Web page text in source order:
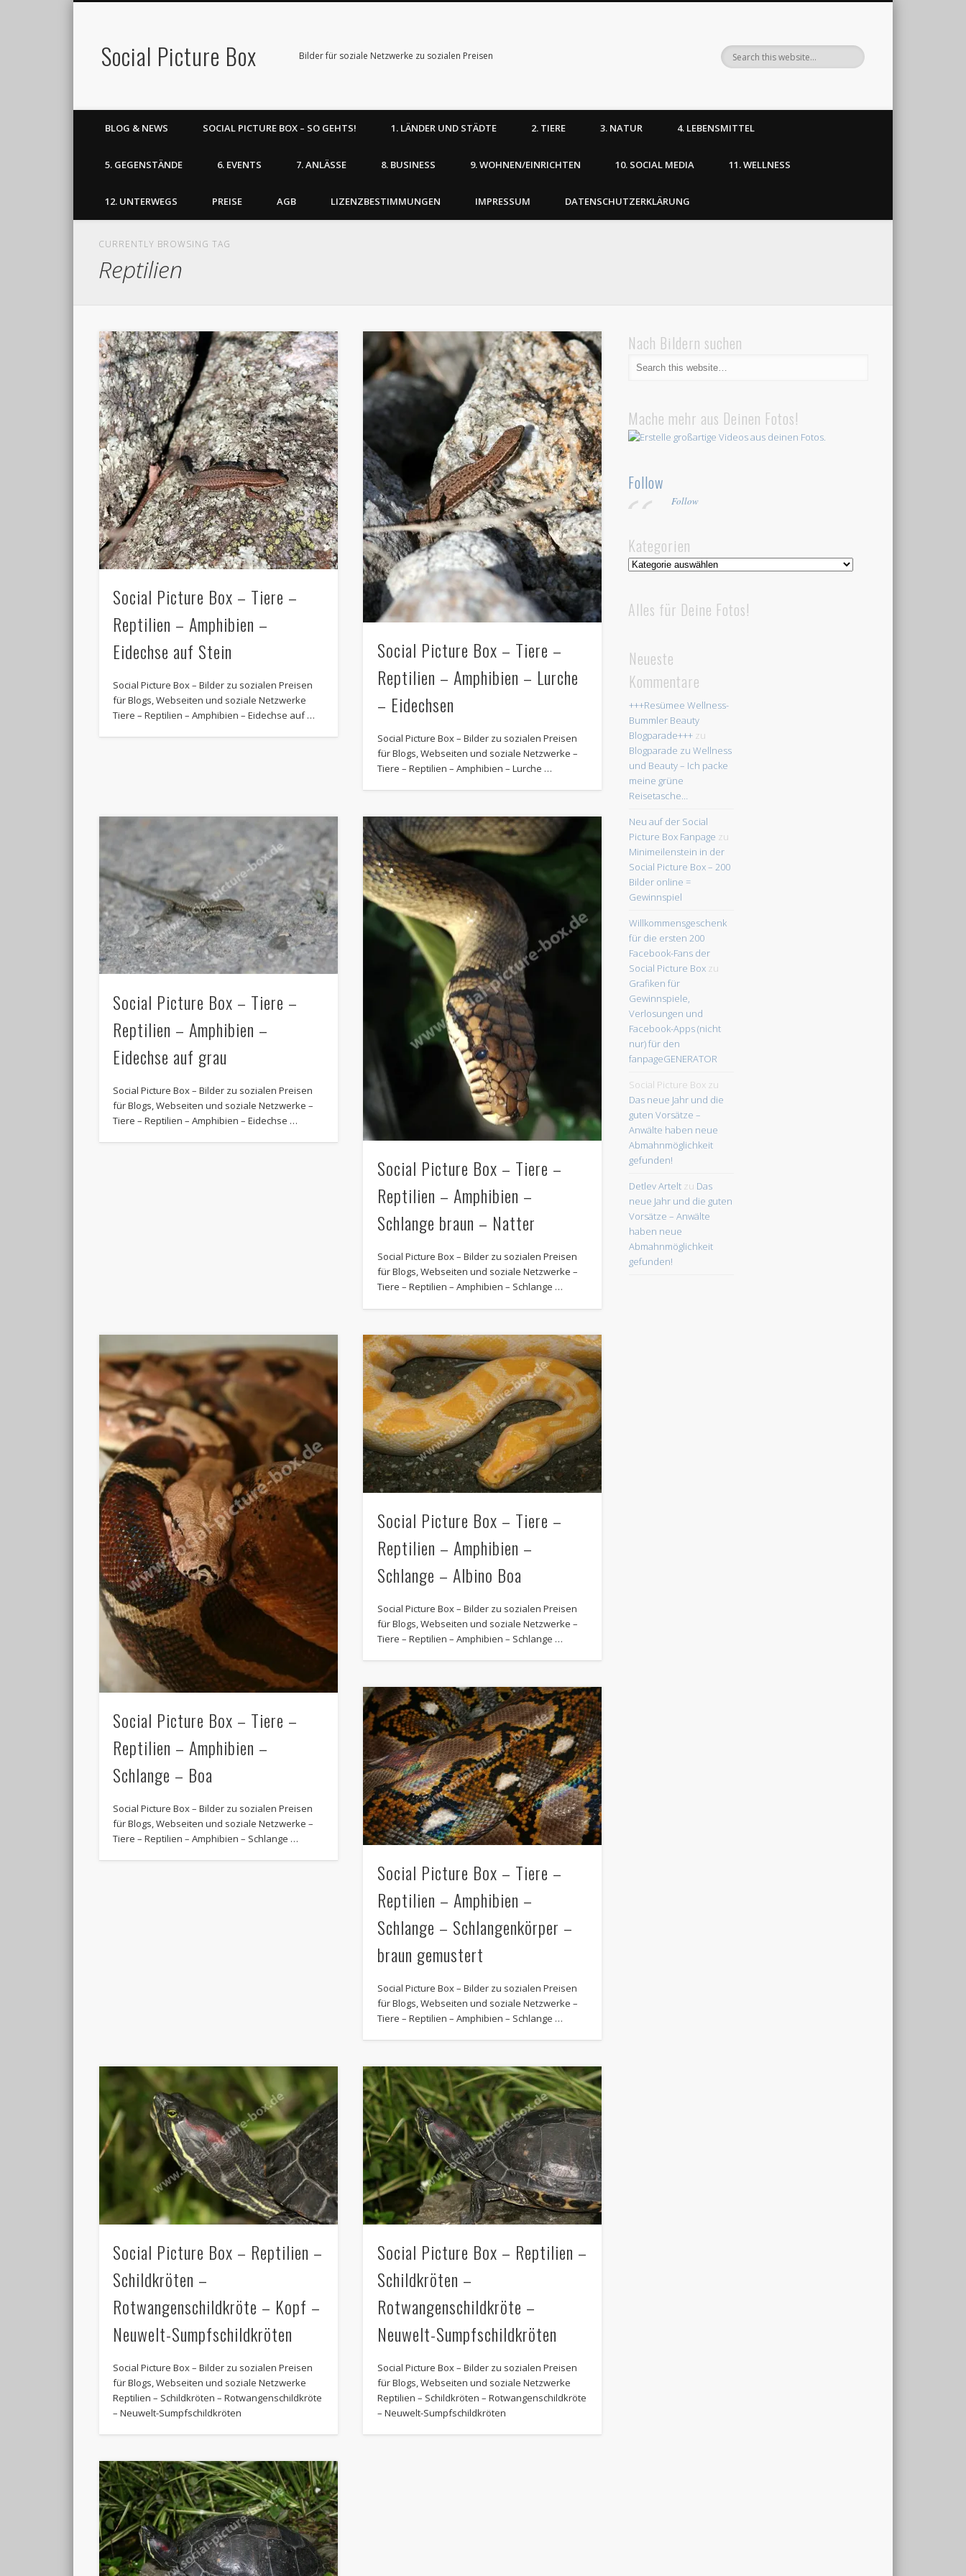
Social Picture Box Bilder für soziale Netzwerke zu sozialen Preisen
BLOG & NEWS SOCIAL PICTURE BOX – SO GEHTS! 1. LÄNDER UND STÄDTE 2. TIERE 3. NATUR 4. LEBENSMITTEL
5. GEGENSTÄNDE 6. EVENTS 7. ANLÄSSE 8. BUSINESS 9. WOHNEN/EINRICHTEN 10. SOCIAL MEDIA 11. WELLNESS
12. UNTERWEGS PREISE AGB LIZENZBESTIMMUNGEN IMPRESSUM DATENSCHUTZERKLÄRUNG
CURRENTLY BROWSING TAG
Reptilien
Social Picture Box – Tiere –
Reptilien – Amphibien –
Eidechse auf Stein
Social Picture Box – Bilder zu sozialen Preisen
für Blogs, Webseiten und soziale Netzwerke
Tiere – Reptilien – Amphibien – Eidechse auf …
Social Picture Box – Tiere –
Reptilien – Amphibien – Lurche
– Eidechsen
Social Picture Box – Bilder zu sozialen Preisen
für Blogs, Webseiten und soziale Netzwerke –
Tiere – Reptilien – Amphibien – Lurche …
Social Picture Box – Tiere –
Reptilien – Amphibien –
Eidechse auf grau
Social Picture Box – Bilder zu sozialen Preisen
für Blogs, Webseiten und soziale Netzwerke –
Tiere – Reptilien – Amphibien – Eidechse …
Social Picture Box – Tiere –
Reptilien – Amphibien –
Schlange braun – Natter
Social Picture Box – Bilder zu sozialen Preisen
für Blogs, Webseiten und soziale Netzwerke –
Tiere – Reptilien – Amphibien – Schlange …
Social Picture Box – Tiere –
Reptilien – Amphibien –
Schlange – Boa
Social Picture Box – Bilder zu sozialen Preisen
für Blogs, Webseiten und soziale Netzwerke –
Tiere – Reptilien – Amphibien – Schlange …
Social Picture Box – Tiere –
Reptilien – Amphibien –
Schlange – Albino Boa
Social Picture Box – Bilder zu sozialen Preisen
für Blogs, Webseiten und soziale Netzwerke –
Tiere – Reptilien – Amphibien – Schlange …
Social Picture Box – Tiere –
Reptilien – Amphibien –
Schlange – Schlangenkörper –
braun gemustert
Social Picture Box – Bilder zu sozialen Preisen
für Blogs, Webseiten und soziale Netzwerke –
Tiere – Reptilien – Amphibien – Schlange …
Social Picture Box – Reptilien –
Schildkröten –
Rotwangenschildkröte – Kopf –
Neuwelt-Sumpfschildkröten
Social Picture Box – Bilder zu sozialen Preisen
für Blogs, Webseiten und soziale Netzwerke
Reptilien – Schildkröten – Rotwangenschildkröte
– Neuwelt-Sumpfschildkröten
Social Picture Box – Reptilien –
Schildkröten –
Rotwangenschildkröte –
Neuwelt-Sumpfschildkröten
Social Picture Box – Bilder zu sozialen Preisen
für Blogs, Webseiten und soziale Netzwerke
Reptilien – Schildkröten – Rotwangenschildkröte
– Neuwelt-Sumpfschildkröten
Nach Bildern suchen
Mache mehr aus Deinen Fotos!
Follow
Follow
Kategorien
Kategorien
Alles für Deine Fotos!
Neueste
Kommentare
+++Resümee Wellness-
Bummler Beauty
Blogparade+++zu
Blogparade zu Wellness
und Beauty – Ich packe
meine grüne
Reisetasche…
Neu auf der Social
Picture Box Fanpage zu
Minimeilenstein in der
Social Picture Box – 200
Bilder online =
Gewinnspiel
Willkommensgeschenk
für die ersten 200
Facebook-Fans der
Social Picture Boxzu
Grafiken für
Gewinnspiele,
Verlosungen und
Facebook-Apps (nicht
nur) für den
fanpageGENERATOR
Social Picture Boxzu
Das neue Jahr und die
guten Vorsätze –
Anwälte haben neue
Abmahnmöglichkeit
gefunden!
Detlev Arteltzu Das
neue Jahr und die guten
Vorsätze – Anwälte
haben neue
Abmahnmöglichkeit
gefunden!